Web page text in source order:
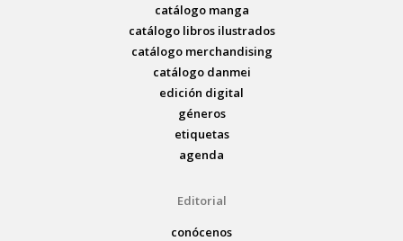
catálogo manga
catálogo libros ilustrados
catálogo merchandising
catálogo danmei
edición digital
géneros
etiquetas
agenda
Editorial
conócenos